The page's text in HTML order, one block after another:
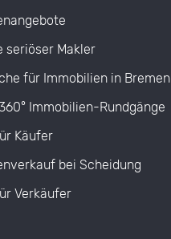
seriöser Makler
für Immobilien in Bremen
Immobilien-Rundgänge
Käufer
bei Scheidung
Verkäufer